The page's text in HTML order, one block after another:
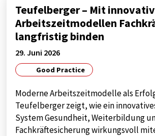
Teufelberger – Mit
Arbeitszeitmodellen
langfristig binden
29. Juni 2026
Good Practice
Moderne Arbeitszeitmodelle als
Teufelberger zeigt, wie ein
System Gesundheit, Weiterbildung
Fachkräftesicherung wirkungsvoll